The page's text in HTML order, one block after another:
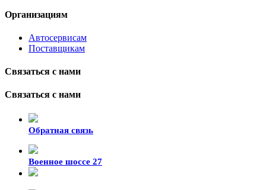
Организациям
Автосервисам
Поставщикам
Связаться с нами
Связаться с нами
Обратная связь
Военное шоссе 27